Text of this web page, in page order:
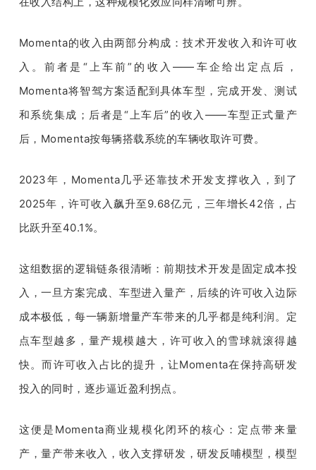
Momenta的收入由两部分构成：技术开发收入和许可收
入。前者是“上车前”的收入——车企给出定点后，
Momenta将智驾方案适配到具体车型，完成开发、测试
和系统集成；后者是“上车后”的收入——车型正式量产
后，Momenta按每辆搭载系统的车辆收取许可费。
2023年，Momenta几乎还靠技术开发支撑收入，到了
2025年，许可收入飙升至9.68亿元，三年增长42倍，占
比跃升至40.1%。
这组数据的逻辑链条很清晰：前期技术开发是固定成本投
入，一旦方案完成、车型进入量产，后续的许可收入边际
成本极低，每一辆新增量产车带来的几乎都是纯利润。定
点车型越多，量产规模越大，许可收入的雪球就滚得越
快。而许可收入占比的提升，让Momenta在保持高研发
投入的同时，逐步逼近盈利拐点。
这便是Momenta商业规模化闭环的核心：定点带来量
产，量产带来收入，收入支撑研发，研发反哺模型，模型